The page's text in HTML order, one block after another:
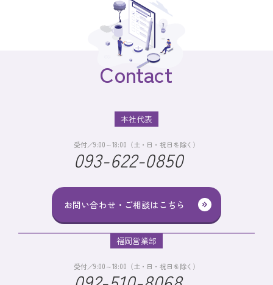
Contact
お問い合わせ・ご相談はこちら
本社代表
受付／9:00～18:00（土・日・祝日を除く）
093-622-0850
福岡営業部
受付／9:00～18:00（土・日・祝日を除く）